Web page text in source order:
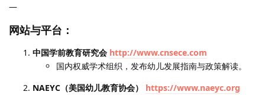
—
网站与平台：
中国学前教育研究会 http://www.cnsece.com
国内权威学术组织，发布幼儿发展指南与政策解读。
NAEYC（美国幼儿教育协会）
https://www.naeyc.org